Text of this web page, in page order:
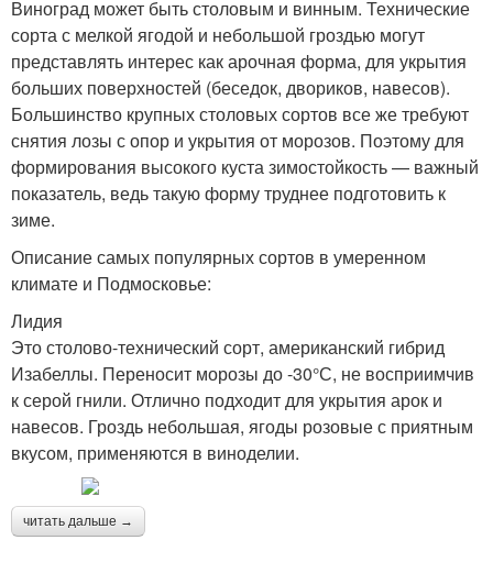
Виноград может быть столовым и винным. Технические
сорта с мелкой ягодой и небольшой гроздью могут
представлять интерес как арочная форма, для укрытия
больших поверхностей (беседок, двориков, навесов).
Большинство крупных столовых сортов все же требуют
снятия лозы с опор и укрытия от морозов. Поэтому для
формирования высокого куста зимостойкость — важный
показатель, ведь такую форму труднее подготовить к
зиме.
Описание самых популярных сортов в умеренном
климате и Подмосковье:
Лидия
Это столово-технический сорт, американский гибрид
Изабеллы. Переносит морозы до -30°С, не восприимчив
к серой гнили. Отлично подходит для укрытия арок и
навесов. Гроздь небольшая, ягоды розовые с приятным
вкусом, применяются в виноделии.
читать дальше →